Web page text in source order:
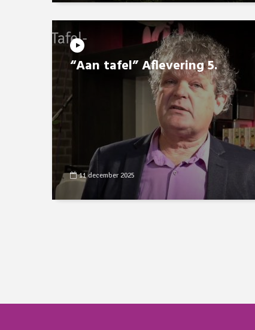
“Aan tafel” Aflevering 5.
11 december 2025